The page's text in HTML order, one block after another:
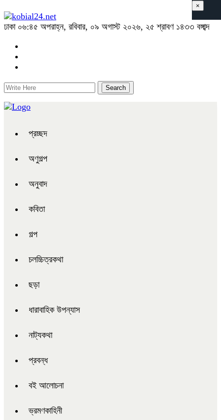
ঢাকা ০৬:৪৫ অপরাহ্ন, রবিবার, ০৯ অগাস্ট ২০২৬, ২৫ শ্রাবণ ১৪৩৩ বঙ্গাব্দ
প্রচ্ছদ
অণুগল্প
অনুবাদ
কবিতা
গল্প
চলচ্চিত্রকথা
ছড়া
ধারাবাহিক উপন্যাস
নাট্যকথা
প্রবন্ধ
বই আলোচনা
ভ্রমণকাহিনী
×